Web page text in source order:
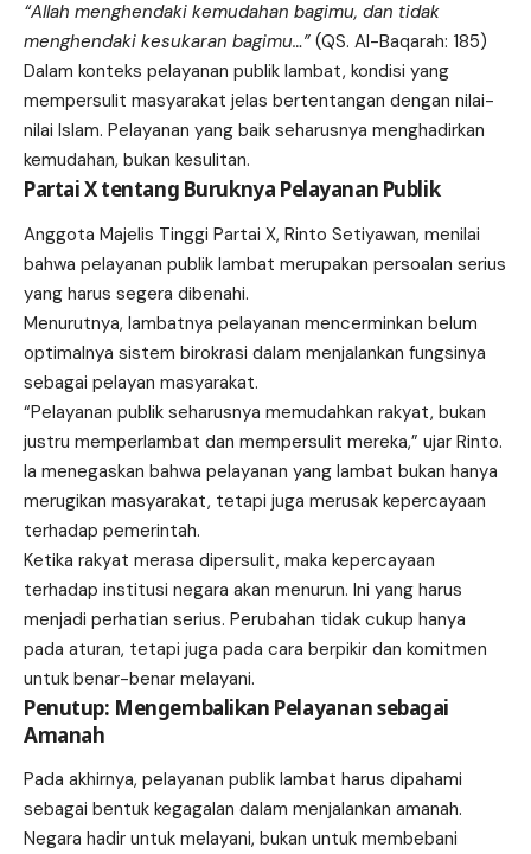
“Allah menghendaki kemudahan bagimu, dan tidak
menghendaki kesukaran bagimu…” (QS. Al-Baqarah: 185)
Dalam konteks pelayanan publik lambat, kondisi yang
mempersulit masyarakat jelas bertentangan dengan nilai-
nilai Islam. Pelayanan yang baik seharusnya menghadirkan
kemudahan, bukan kesulitan.
Partai X tentang Buruknya Pelayanan Publik
Anggota Majelis Tinggi Partai X, Rinto Setiyawan, menilai
bahwa pelayanan publik lambat merupakan persoalan serius
yang harus segera dibenahi.
Menurutnya, lambatnya pelayanan mencerminkan belum
optimalnya sistem birokrasi dalam menjalankan fungsinya
sebagai pelayan masyarakat.
“Pelayanan publik seharusnya memudahkan rakyat, bukan
justru memperlambat dan mempersulit mereka,” ujar Rinto.
Ia menegaskan bahwa pelayanan yang lambat bukan hanya
merugikan masyarakat, tetapi juga merusak kepercayaan
terhadap pemerintah.
Ketika rakyat merasa dipersulit, maka kepercayaan
terhadap institusi negara akan menurun. Ini yang harus
menjadi perhatian serius. Perubahan tidak cukup hanya
pada aturan, tetapi juga pada cara berpikir dan komitmen
untuk benar-benar melayani.
Penutup: Mengembalikan Pelayanan sebagai
Amanah
Pada akhirnya, pelayanan publik lambat harus dipahami
sebagai bentuk kegagalan dalam menjalankan amanah.
Negara hadir untuk melayani, bukan untuk membebani